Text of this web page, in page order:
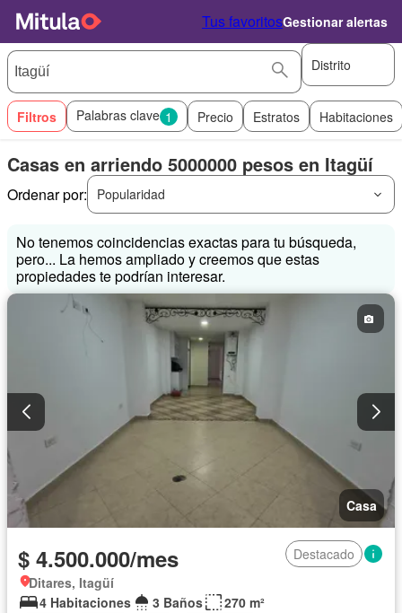
Tus favoritosGestionar alertas
Distrito
Filtros Palabras clave 1 Precio Estratos Habitaciones
Casas en arriendo 5000000 pesos en Itagüí
Ordenar por: Popularidad
No tenemos coincidencias exactas para tu búsqueda,
pero... La hemos ampliado y creemos que estas
propiedades te podrían interesar.
Casa
$ 4.500.000/mes
Destacado
Ditares, Itagüí
4 Habitaciones
3 Baños
270 m²